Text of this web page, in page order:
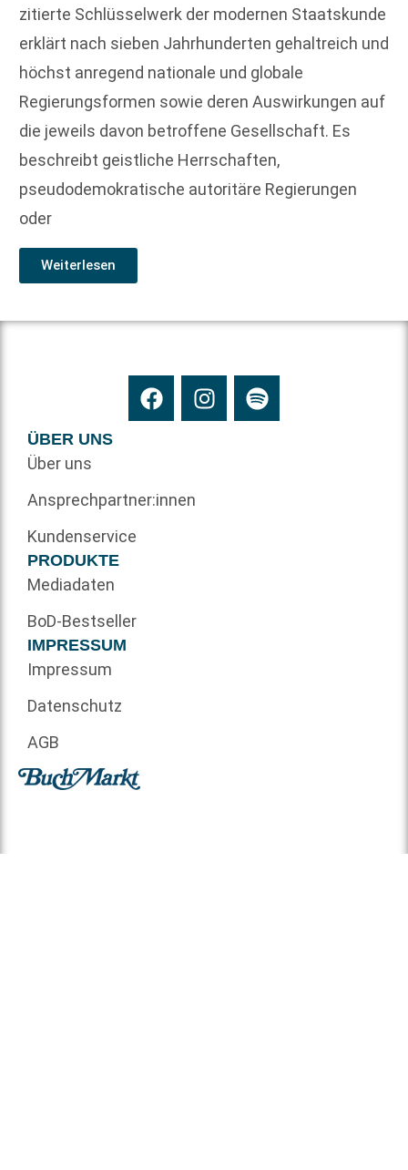
zitierte Schlüsselwerk der modernen Staatskunde
erklärt nach sieben Jahrhunderten gehaltreich und
höchst anregend nationale und globale
Regierungsformen sowie deren Auswirkungen auf
die jeweils davon betroffene Gesellschaft. Es
beschreibt geistliche Herrschaften,
pseudodemokratische autoritäre Regierungen
oder
Weiterlesen
ÜBER UNS
Über uns
Ansprechpartner:innen
Kundenservice
PRODUKTE
Mediadaten
BoD-Bestseller
IMPRESSUM
Impressum
Datenschutz
AGB